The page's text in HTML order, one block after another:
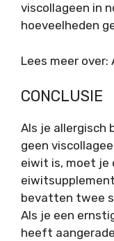
viscollageen in
hoeveelheden
Lees meer over:
CONCLUSIE
Als je allergisch
geen
eiwit is, moet je
bevatten twee
Als je een
heeft